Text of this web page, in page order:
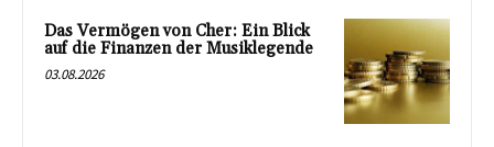
Das Vermögen von Cher: Ein Blick
auf die Finanzen der Musiklegende
03.08.2026